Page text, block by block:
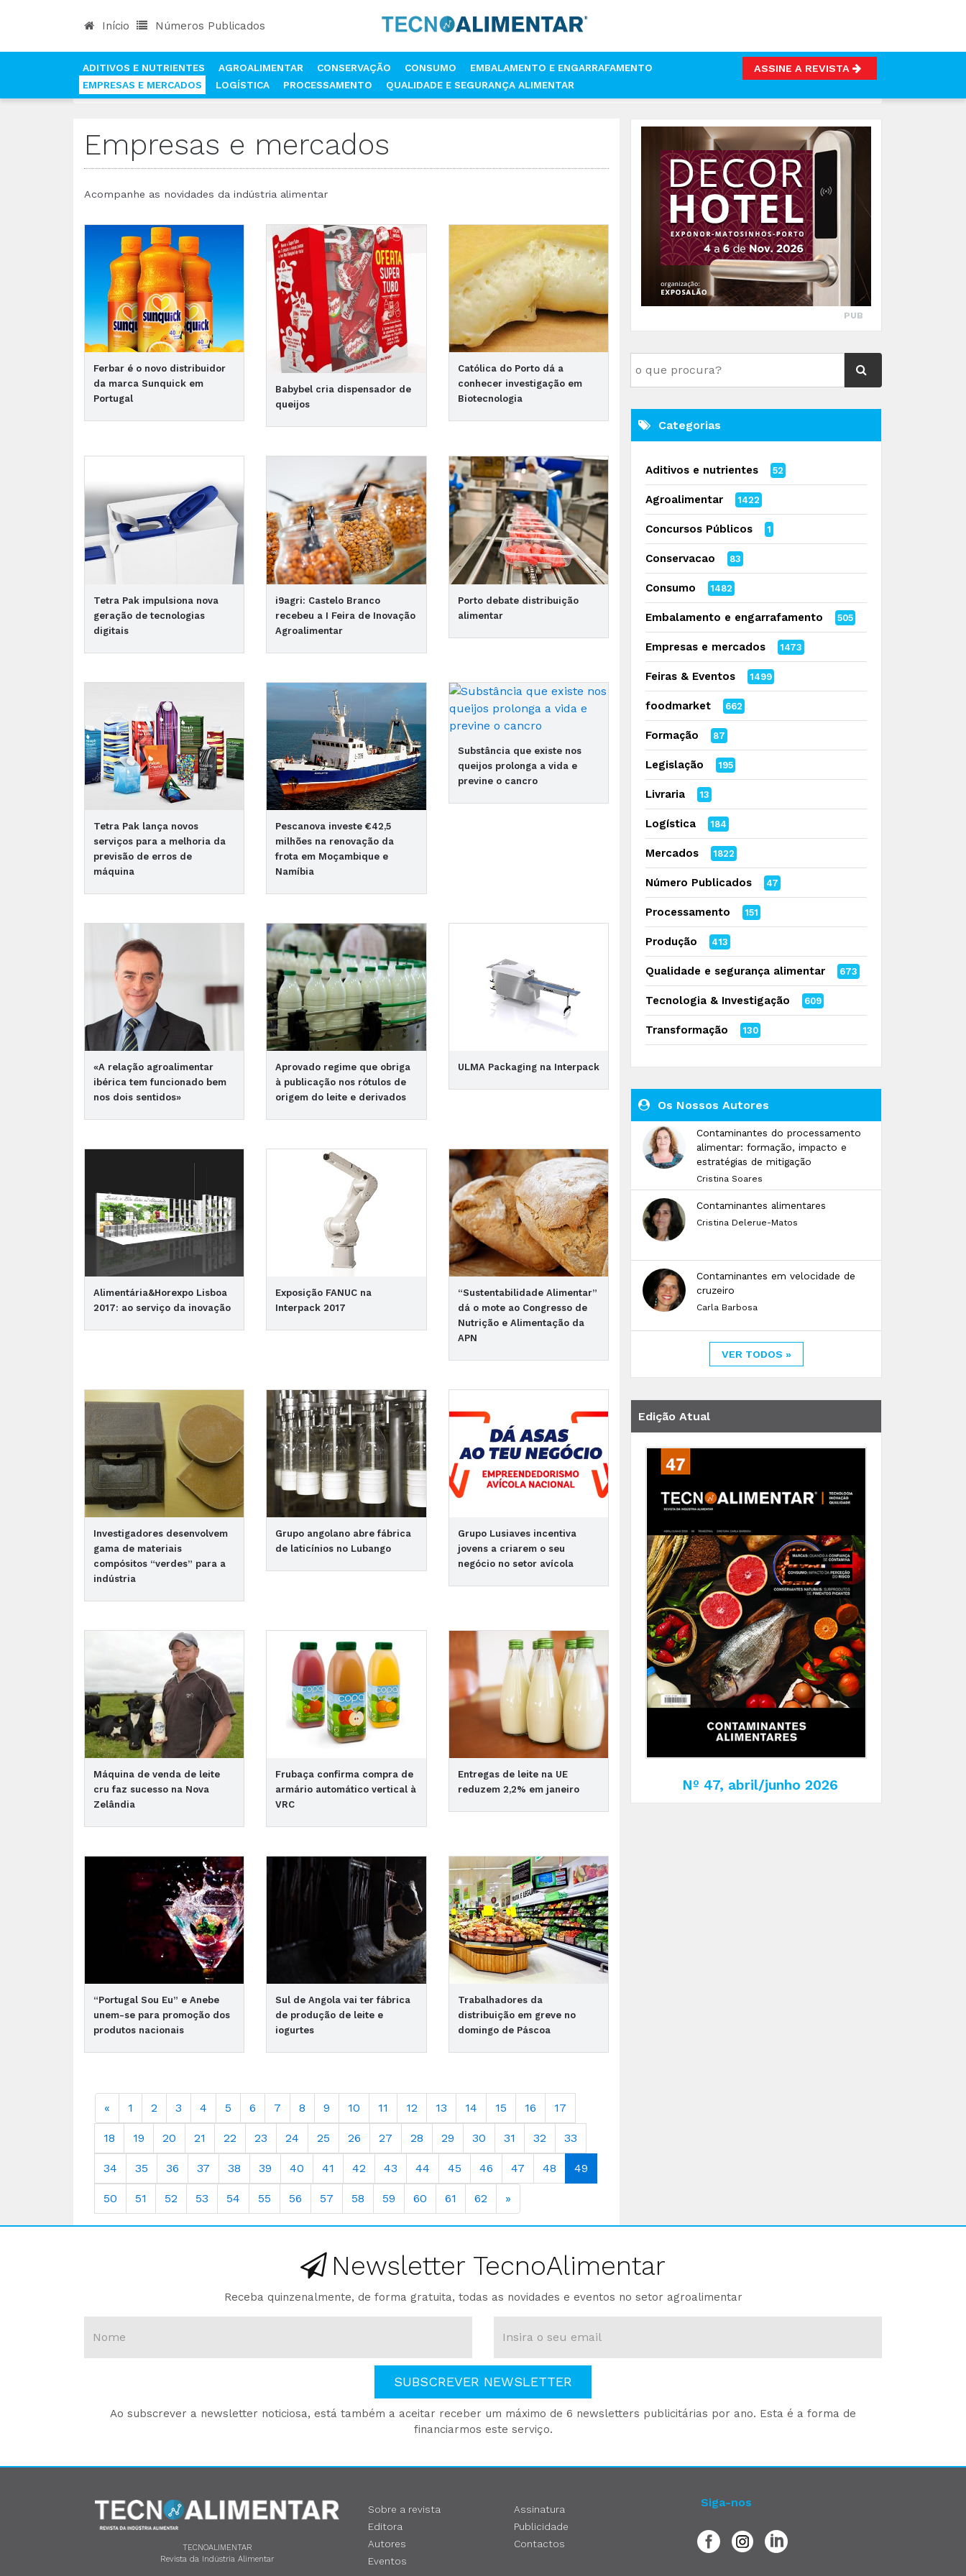
Início Números Publicados
ADITIVOS E NUTRIENTES AGROALIMENTAR CONSERVAÇÃO CONSUMO
EMBALAMENTO E ENGARRAFAMENTO
EMPRESAS E MERCADOS
LOGÍSTICA PROCESSAMENTO QUALIDADE E SEGURANÇA ALIMENTAR
ASSINE A REVISTA
INÍCIO NOTÍCIAS EMPRESAS E MERCADOS
Empresas e mercados
Acompanhe as novidades da indústria alimentar
Ferbar é o novo distribuidor
da marca Sunquick em
Portugal
Babybel cria dispensador de
queijos
Católica do Porto dá a
conhecer investigação em
Biotecnologia
Tetra Pak impulsiona nova
geração de tecnologias
digitais
i9agri: Castelo Branco
recebeu a I Feira de Inovação
Agroalimentar
Porto debate distribuição
alimentar
Tetra Pak lança novos
serviços para a melhoria da
previsão de erros de
máquina
Pescanova investe €42,5
milhões na renovação da
frota em Moçambique e
Namíbia
Substância que existe nos
queijos prolonga a vida e
previne o cancro
«A relação agroalimentar
ibérica tem funcionado bem
nos dois sentidos»
Aprovado regime que obriga
à publicação nos rótulos de
origem do leite e derivados
ULMA Packaging na Interpack
Alimentária&Horexpo Lisboa
2017: ao serviço da inovação
Exposição FANUC na
Interpack 2017
“Sustentabilidade Alimentar”
dá o mote ao Congresso de
Nutrição e Alimentação da
APN
Investigadores desenvolvem
gama de materiais
compósitos “verdes” para a
indústria
Grupo angolano abre fábrica
de laticínios no Lubango
Grupo Lusiaves incentiva
jovens a criarem o seu
negócio no setor avícola
Máquina de venda de leite
cru faz sucesso na Nova
Zelândia
Frubaça confirma compra de
armário automático vertical à
VRC
Entregas de leite na UE
reduzem 2,2% em janeiro
“Portugal Sou Eu” e Anebe
unem-se para promoção dos
produtos nacionais
Sul de Angola vai ter fábrica
de produção de leite e
iogurtes
Trabalhadores da
distribuição em greve no
domingo de Páscoa
« 1 2 3 4 5 6 7 8 9 10 11 12 13 14 15 16 17
18 19 20 21 22 23 24 25 26 27 28 29 30 31 32 33
34 35 36 37 38 39 40 41 42 43 44 45 46 47 48 49
50 51 52 53 54 55 56 57 58 59 60 61 62 »
PUB
Categorias
Aditivos e nutrientes 52
Agroalimentar 1422
Concursos Públicos 1
Conservacao 83
Consumo 1482
Embalamento e engarrafamento 505
Empresas e mercados 1473
Feiras & Eventos 1499
foodmarket 662
Formação 87
Legislação 195
Livraria 13
Logística 184
Mercados 1822
Número Publicados 47
Processamento 151
Produção 413
Qualidade e segurança alimentar 673
Tecnologia & Investigação 609
Transformação 130
Os Nossos Autores
Contaminantes do processamento
alimentar: formação, impacto e
estratégias de mitigação
Cristina Soares
Contaminantes alimentares
Cristina Delerue-Matos
Contaminantes em velocidade de
cruzeiro
Carla Barbosa
VER TODOS »
Edição Atual
Nº 47, abril/junho 2026
Newsletter TecnoAlimentar
Receba quinzenalmente, de forma gratuita, todas as novidades e eventos no setor agroalimentar
SUBSCREVER NEWSLETTER
Ao subscrever a newsletter noticiosa, está também a aceitar receber um máximo de 6 newsletters publicitárias por ano. Esta é a forma de
financiarmos este serviço.
TECNOALIMENTAR
Revista da Indústria Alimentar
Sobre a revista
Editora
Autores
Eventos
Assinatura
Publicidade
Contactos
Siga-nos